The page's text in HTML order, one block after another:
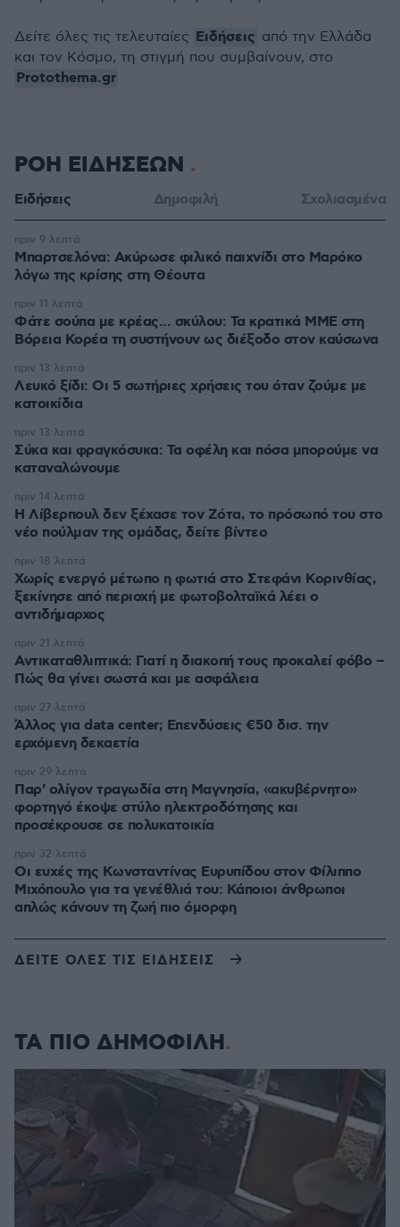
Δείτε όλες τις τελευταίες Ειδήσεις από την Ελλάδα
και τον Κόσμο, τη στιγμή που συμβαίνουν, στο
Protothema.gr
ΡΟΗ ΕΙΔΗΣΕΩΝ
Ειδήσεις Δημοφιλή Σχολιασμένα
Μπαρτσελόνα: Ακύρωσε φιλικό παιχνίδι στο Μαρόκο
λόγω της κρίσης στη Θέουτα
πριν 9 λεπτά
Φάτε σούπα με κρέας... σκύλου: Τα κρατικά ΜΜΕ στη
Βόρεια Κορέα τη συστήνουν ως διέξοδο στον καύσωνα
πριν 11 λεπτά
Λευκό ξίδι: Οι 5 σωτήριες χρήσεις του όταν ζούμε με
κατοικίδια
πριν 13 λεπτά
Σύκα και φραγκόσυκα: Τα οφέλη και πόσα μπορούμε να
καταναλώνουμε
πριν 13 λεπτά
Η Λίβερπουλ δεν ξέχασε τον Ζότα, το πρόσωπό του στο
νέο πούλμαν της ομάδας, δείτε βίντεο
πριν 14 λεπτά
Χωρίς ενεργό μέτωπο η φωτιά στο Στεφάνι Κορινθίας,
ξεκίνησε από περιοχή με φωτοβολταϊκά λέει ο
αντιδήμαρχος
πριν 18 λεπτά
Αντικαταθλιπτικά: Γιατί η διακοπή τους προκαλεί φόβο –
Πώς θα γίνει σωστά και με ασφάλεια
πριν 21 λεπτά
Άλλος για data center; Επενδύσεις €50 δισ. την
ερχόμενη δεκαετία
πριν 27 λεπτά
Παρ' ολίγον τραγωδία στη Μαγνησία, «ακυβέρνητο»
φορτηγό έκοψε στύλο ηλεκτροδότησης και
προσέκρουσε σε πολυκατοικία
πριν 29 λεπτά
Οι ευχές της Κωνσταντίνας Ευρυπίδου στον Φίλιππο
Μιχόπουλο για τα γενέθλιά του: Κάποιοι άνθρωποι
απλώς κάνουν τη ζωή πιο όμορφη
πριν 32 λεπτά
ΔΕΙΤΕ ΟΛΕΣ ΤΙΣ ΕΙΔΗΣΕΙΣ
ΤΑ ΠΙΟ ΔΗΜΟΦΙΛΗ